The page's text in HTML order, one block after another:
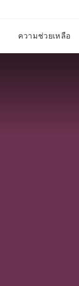
ความช่วยเหลือ